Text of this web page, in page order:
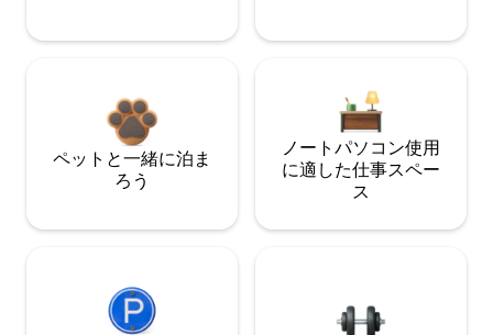
ペットと一緒に泊ま
ろう
ノートパソコン使用
に適した仕事スペー
ス